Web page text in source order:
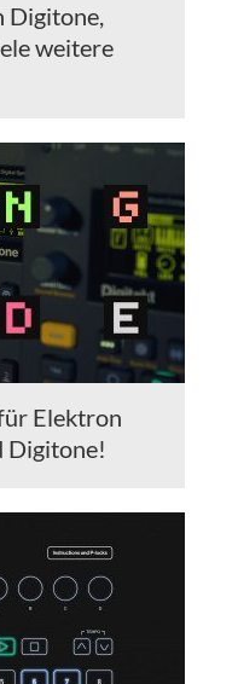
Digitone,
weitere
Elektron
Digitone!